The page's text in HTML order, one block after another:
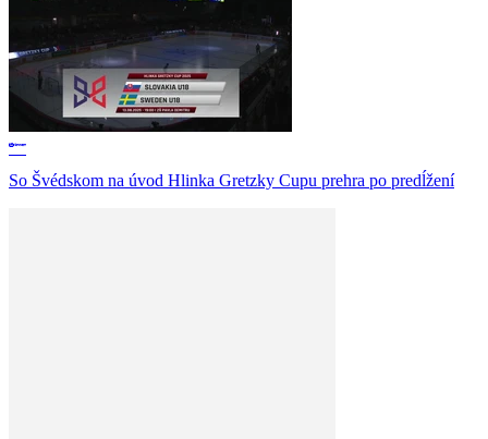
So Švédskom na úvod Hlinka Gretzky Cupu prehra po predĺžení